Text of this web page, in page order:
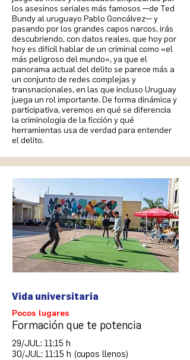
los asesinos seriales más famosos —de Ted
Bundy al uruguayo Pablo Goncálvez— y
pasando por los grandes capos narcos, irás
descubriendo, con datos reales, que hoy por
hoy es difícil hablar de un criminal como «el
más peligroso del mundo», ya que el
panorama actual del delito se parece más a
un conjunto de redes complejas y
transnacionales, en las que incluso Uruguay
juega un rol importante. De forma dinámica y
participativa, veremos en qué se diferencia
la criminología de la ficción y qué
herramientas usa de verdad para entender
el delito.
Vida universitaria
Pocos lugares
Formación que te potencia
29/JUL: 11:15 h
30/JUL: 11:15 h (cupos llenos)